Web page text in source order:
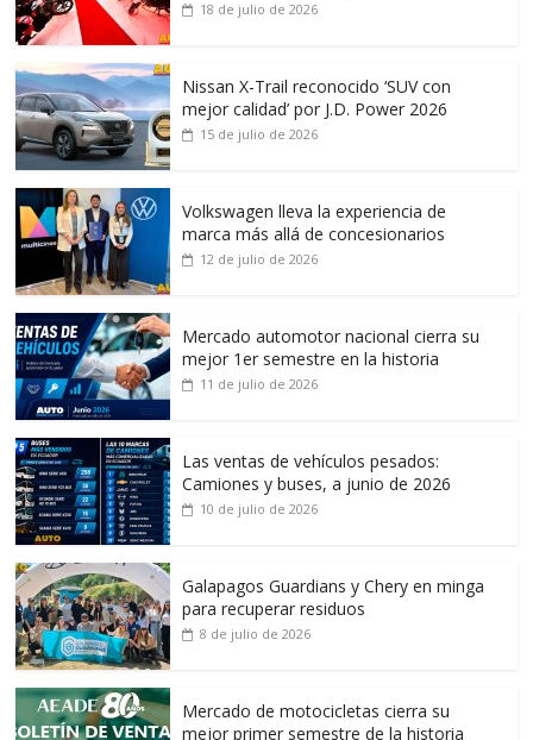
18 de julio de 2026
Nissan X-Trail reconocido ‘SUV con
mejor calidad’ por J.D. Power 2026
15 de julio de 2026
Volkswagen lleva la experiencia de
marca más allá de concesionarios
12 de julio de 2026
Mercado automotor nacional cierra su
mejor 1er semestre en la historia
11 de julio de 2026
Las ventas de vehículos pesados:
Camiones y buses, a junio de 2026
10 de julio de 2026
Galapagos Guardians y Chery en minga
para recuperar residuos
8 de julio de 2026
Mercado de motocicletas cierra su
mejor primer semestre de la historia